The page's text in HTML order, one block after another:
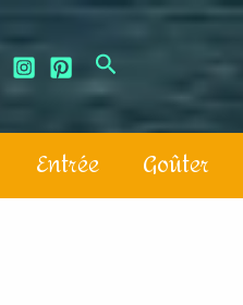
Entrée Goûter